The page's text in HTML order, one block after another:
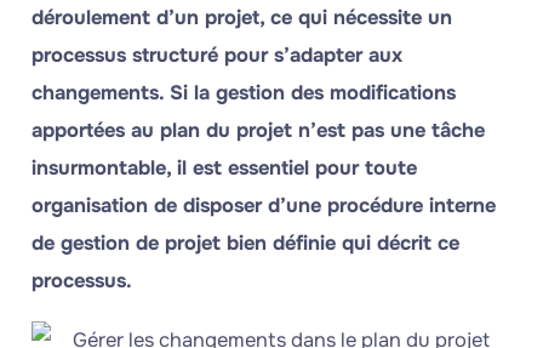
déroulement d’un projet, ce qui nécessite un
processus structuré pour s’adapter aux
changements. Si la gestion des modifications
apportées au plan du projet n’est pas une tâche
insurmontable, il est essentiel pour toute
organisation de disposer d’une procédure interne
de gestion de projet bien définie qui décrit ce
processus.